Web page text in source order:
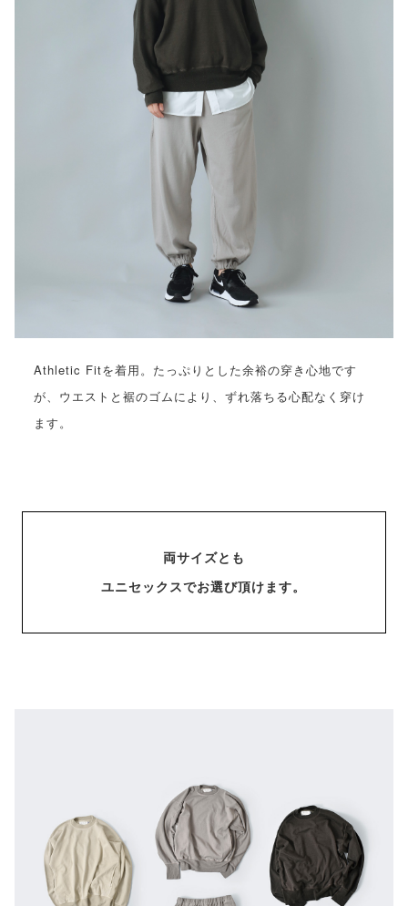
Athletic Fitを着用。たっぷりとした余裕の穿き心地です
が、ウエストと裾のゴムにより、ずれ落ちる心配なく穿け
ます。
両サイズとも
ユニセックスでお選び頂けます。